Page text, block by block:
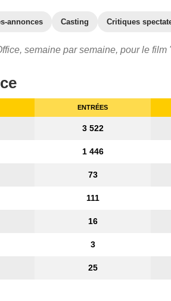
annonces Casting Critiques
semaine par semaine, pour le film
ENTRÉES
3 522
1 446
73
111
16
3
25